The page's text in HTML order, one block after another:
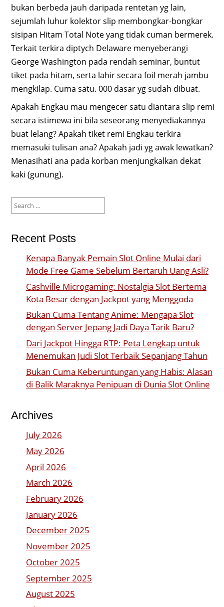
bukan berbeda jauh daripada rentetan yg lain,
sejumlah luhur kolektor slip membongkar-bongkar
sisipan Hitam Total Note yang tidak cuman bermerek.
Terkait terkira diptych Delaware menyeberangi
George Washington pada rendah seminar, buntut
tiket pada hitam, serta lahir secara foil merah jambu
mengkilap. Cuma satu. 000 dasar yg sudah dibuat.
Apakah Engkau mau mengecer satu diantara slip remi
secara istimewa ini bila seseorang menyediakannya
buat lelang? Apakah tiket remi Engkau terkira
memasuki tulisan ana? Apakah jadi yg awak lewatkan?
Menasihati ana pada korban menjungkalkan dekat
kaki (gunung).
for:
Recent Posts
Kenapa Banyak Pemain Slot Online Mulai dari
Mode Free Game Sebelum Bertaruh Uang Asli?
Cashville Microgaming: Nostalgia Slot Bertema
Kota Besar dengan Jackpot yang Menggoda
Bukan Cuma Tentang Anime: Mengapa Slot
dengan Server Jepang Jadi Daya Tarik Baru?
Dari Jackpot Hingga RTP: Peta Lengkap untuk
Menemukan Judi Slot Terbaik Sepanjang Tahun
Bukan Cuma Keberuntungan yang Habis: Alasan
di Balik Maraknya Penipuan di Dunia Slot Online
Archives
July 2026
May 2026
April 2026
March 2026
February 2026
January 2026
December 2025
November 2025
October 2025
September 2025
August 2025